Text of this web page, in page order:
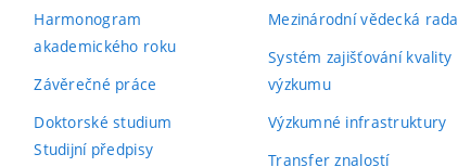
Harmonogram
akademického roku
Závěrečné práce
Doktorské studium
Studijní předpisy
Mezinárodní vědecká rada
Systém zajišťování kvality
výzkumu
Výzkumné infrastruktury
Transfer znalostí